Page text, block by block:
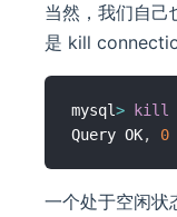
当然，我们自己
是 kill
mysql> kill
Query OK, 0
一个处于空闲状